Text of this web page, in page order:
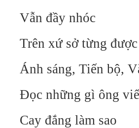
Vẫn đầy nhóc
Trên xứ sở từng
Ánh sáng, Tiến bộ,
Đọc những gì ông
Cay đắng làm sao